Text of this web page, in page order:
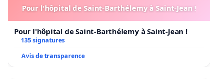
Pour l'hôpital de Saint-Barthélemy à Saint-Jean !
Pour l'hôpital de Saint-Barthélemy à Saint-Jean !
135 signatures
Avis de transparence